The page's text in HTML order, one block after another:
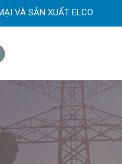
VÀ SẢN XUẤT ELCO